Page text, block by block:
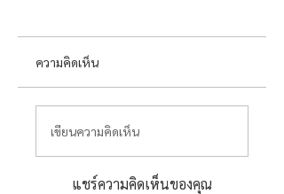
ความคิดเห็น
เขียนความคิดเห็น
แชร์ความคิดเห็นของคุณ